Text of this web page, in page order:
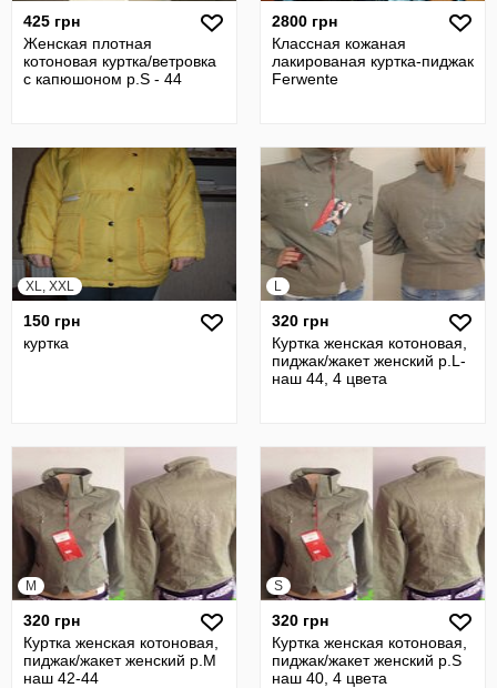
425 грн
Женская плотная
котоновая куртка/ветровка
c капюшоном р.S - 44
2800 грн
Классная кожаная
лакированая куртка-пиджак
Ferwente
XL, XXL
150 грн
куртка
L
320 грн
Куртка женская котоновая,
пиджак/жакет женский р.L-
наш 44, 4 цвета
M
320 грн
Куртка женская котоновая,
пиджак/жакет женский р.М
наш 42-44
S
320 грн
Куртка женская котоновая,
пиджак/жакет женский р.S
наш 40, 4 цвета